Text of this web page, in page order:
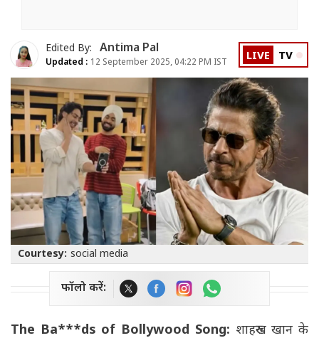
Edited By: Antima Pal
Updated : 12 September 2025, 04:22 PM IST LIVE TV
Courtesy: social media
फॉलो करें:
The Ba***ds of Bollywood Song: शाहरुख खान के